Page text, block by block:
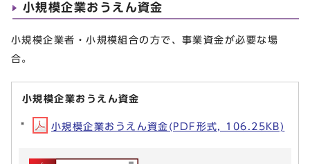
小規模企業おうえん資金
小規模企業者・小規模組合の方で、事業資金が必要な場
合。
小規模企業おうえん資金
小規模企業おうえん資金(PDF形式, 106.25KB)